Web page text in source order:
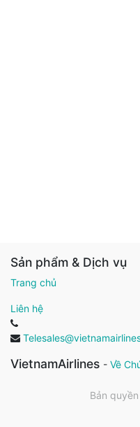
Sản phẩm & Dịch vụ
Trang chủ
Liên hệ
VietnamAirlines - Về
Bản